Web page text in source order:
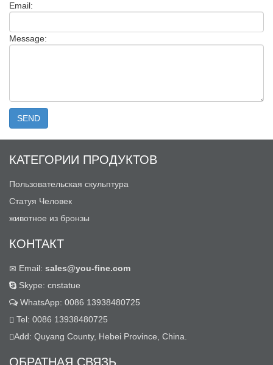
Email:
Message:
КАТЕГОРИИ ПРОДУКТОВ
Пользовательская скульптура
Статуя Человек
животное из бронзы
КОНТАКТ
Email: sales@you-fine.com
Skype: cnstatue
WhatsApp: 0086 13938480725
Tel: 0086 13938480725
Add: Quyang County, Hebei Province, China.
ОБРАТНАЯ СВЯЗЬ